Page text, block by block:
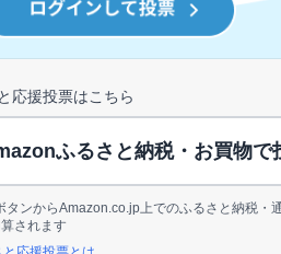
応援投票はこちら
ふるさと納税・お買物で
ンからAmazon.co.jp上でのふるさと納税・
されます